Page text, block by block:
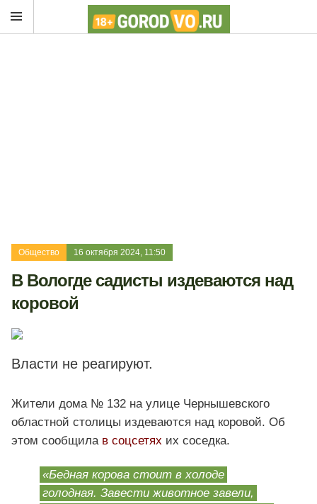
Общество 16 октября 2024, 11:50
В Вологде садисты издеваются над
коровой
Власти не реагируют.
Жители дома № 132 на улице Чернышевского
областной столицы издеваются над коровой. Об
этом сообщила в соцсетях их соседка.
«Бедная корова стоит в холоде
голодная. Завести животное завели,